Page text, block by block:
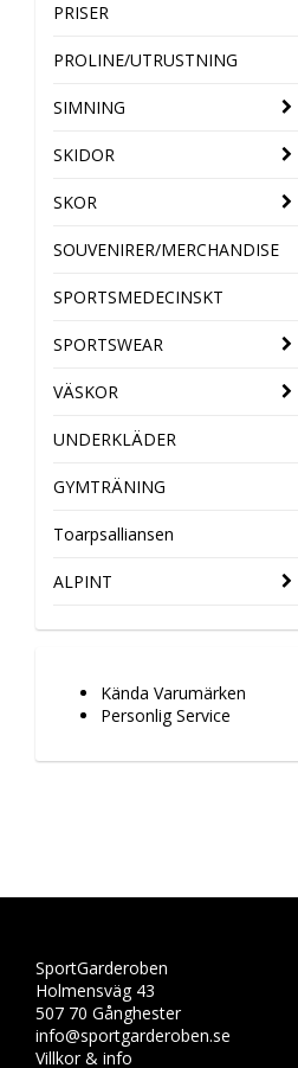
PRISER
PROLINE/UTRUSTNING
SIMNING
SKIDOR
SKOR
SOUVENIRER/MERCHANDISE
SPORTSMEDECINSKT
SPORTSWEAR
VÄSKOR
UNDERKLÄDER
GYMTRÄNING
Toarpsalliansen
ALPINT
Kända Varumärken
Personlig Service
SportGarderoben
Holmensväg 43
507 70 Gånghester
info@sportgarderoben.se
Villkor & info